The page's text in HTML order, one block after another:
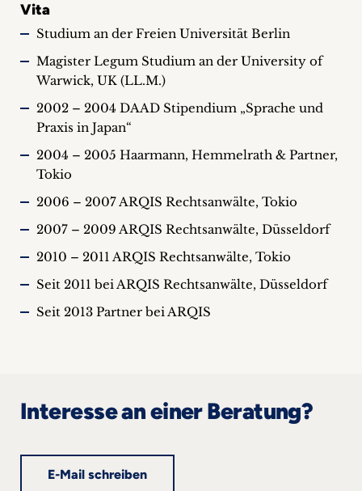
Vita
Studium an der Freien Universität Berlin
Magister Legum Studium an der University of
Warwick, UK (LL.M.)
2002 – 2004 DAAD Stipendium „Sprache und
Praxis in Japan“
2004 – 2005 Haarmann, Hemmelrath & Partner,
Tokio
2006 – 2007 ARQIS Rechtsanwälte, Tokio
2007 – 2009 ARQIS Rechtsanwälte, Düsseldorf
2010 – 2011 ARQIS Rechtsanwälte, Tokio
Seit 2011 bei ARQIS Rechtsanwälte, Düsseldorf
Seit 2013 Partner bei ARQIS
Interesse an einer Beratung?
E-Mail schreiben